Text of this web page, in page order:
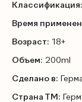
Классификация:
Время
Возраст: 18+
Объем: 200ml
Сделано в:
Страна ТМ: